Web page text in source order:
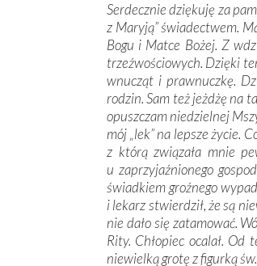
Serdecznie dziękuję za
z Maryją” świadectwem.
Bogu i Matce Bożej. Z
trzeźwościowych. Dzięki
wnucząt i prawnuczkę.
rodzin. Sam też jeżdżę na
opuszczam niedzielnej
mój „lek” na lepsze życie.
z którą związała mnie
u zaprzyjaźnionego
świadkiem groźnego
i lekarz stwierdził, że są
nie dało się zatamować.
Rity. Chłopiec ocalał.
niewielką grotę z figurką